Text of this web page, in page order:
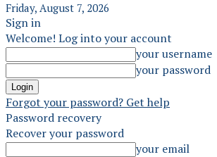
Friday, August 7, 2026
Sign in
Welcome! Log into your account
your username
your password
Forgot your password? Get help
Password recovery
Recover your password
your email